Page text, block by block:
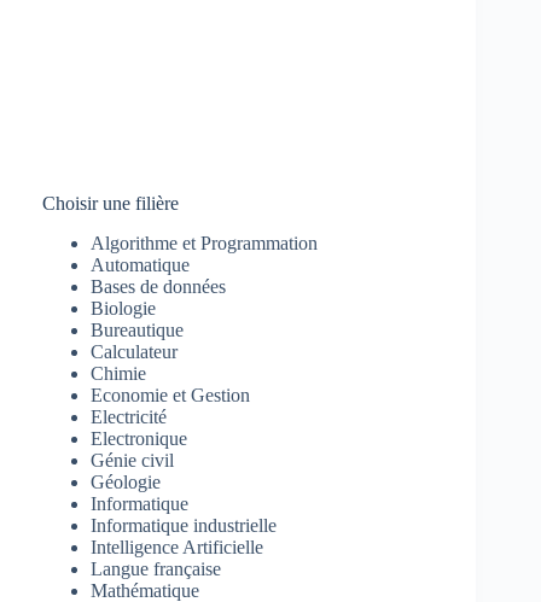
Choisir une filière
Algorithme et Programmation
Automatique
Bases de données
Biologie
Bureautique
Calculateur
Chimie
Economie et Gestion
Electricité
Electronique
Génie civil
Géologie
Informatique
Informatique industrielle
Intelligence Artificielle
Langue française
Mathématique